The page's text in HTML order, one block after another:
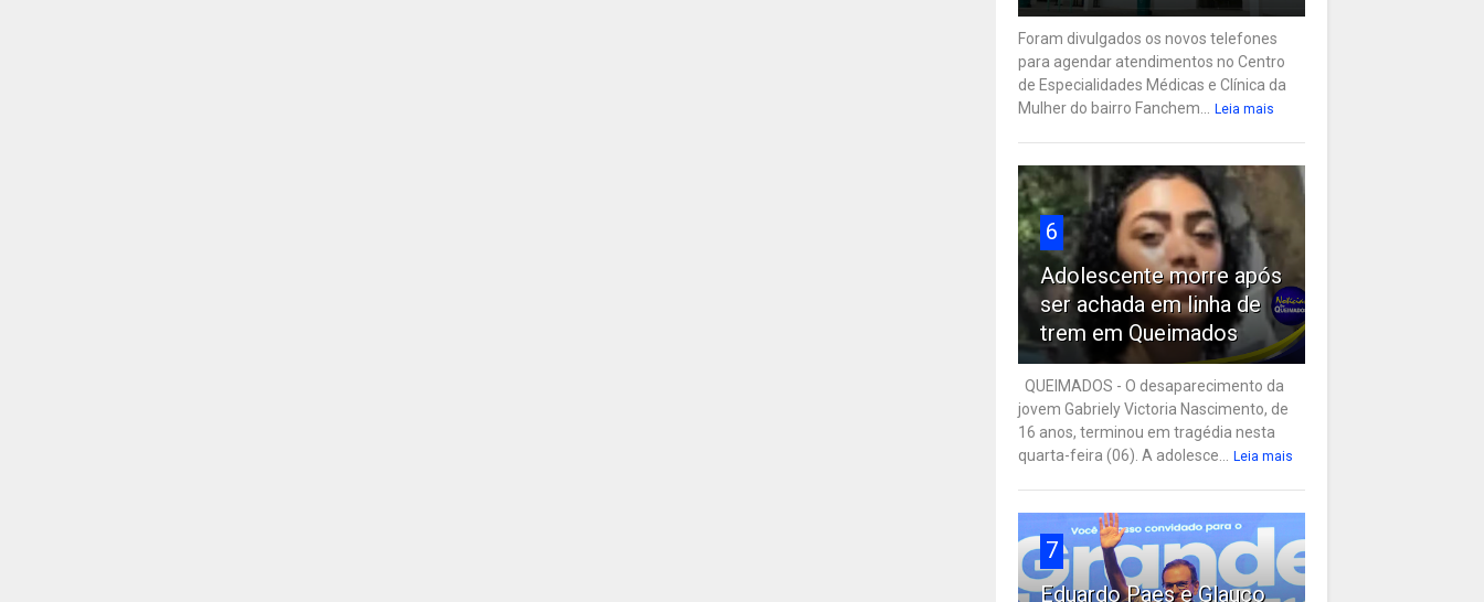
Foram divulgados os novos telefones
para agendar atendimentos no Centro
de Especialidades Médicas e Clínica da
Mulher do bairro Fanchem...
Leia mais
6
Adolescente morre após
ser achada em linha de
trem em Queimados
QUEIMADOS - O desaparecimento da
jovem Gabriely Victoria Nascimento, de
16 anos, terminou em tragédia nesta
quarta-feira (06). A adolesce...
Leia mais
7
Eduardo Paes e Glauco